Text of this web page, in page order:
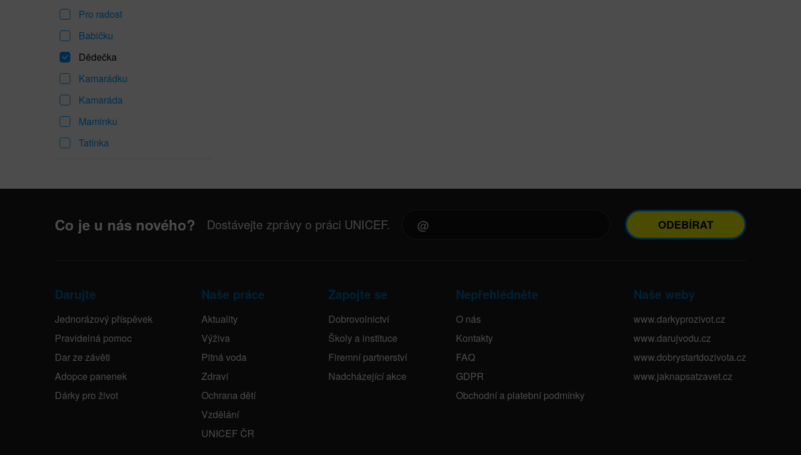
Pro radost
Babičku
Dědečka
Kamarádku
Kamaráda
Maminku
Tatínka
Co je u nás nového? Dostávejte zprávy o práci UNICEF. ODEBÍRAT
Darujte
Jednorázový příspěvek
Pravidelná pomoc
Dar ze závěti
Adopce panenek
Dárky pro život
Naše práce
Aktuality
Výživa
Pitná voda
Zdraví
Ochrana dětí
Vzdělání
UNICEF ČR
Zapojte se
Dobrovolnictví
Školy a instituce
Firemní partnerství
Nadcházející akce
Nepřehlédněte
O nás
Kontakty
FAQ
GDPR
Obchodní a platební podmínky
Naše weby
www.darkyprozivot.cz
www.darujvodu.cz
www.dobrystartdozivota.cz
www.jaknapsatzavet.cz